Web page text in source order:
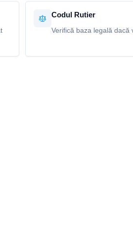
Codul Rutier
Verifică baza legală dacă